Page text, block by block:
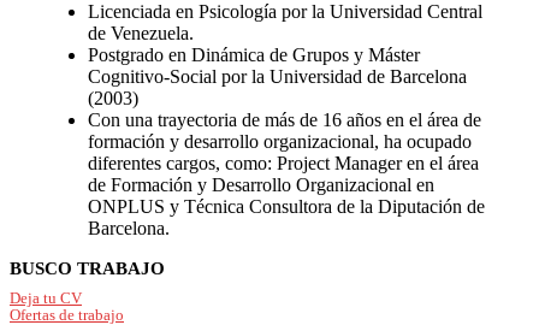
Licenciada en Psicología por la Universidad Central
de Venezuela.
Postgrado en Dinámica de Grupos y Máster
Cognitivo-Social por la Universidad de Barcelona
(2003)
Con una trayectoria de más de 16 años en el área de
formación y desarrollo organizacional, ha ocupado
diferentes cargos, como: Project Manager en el área
de Formación y Desarrollo Organizacional en
ONPLUS y Técnica Consultora de la Diputación de
Barcelona.
Footer
BUSCO TRABAJO
Deja tu CV
Ofertas de trabajo